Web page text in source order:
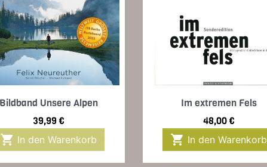
Vorschau
Unsere Alpen
Preis
39,99 €
 In den Warenkorb
Vorschau
Im extremen Fels
Preis
48,00 €
 In den Warenkorb